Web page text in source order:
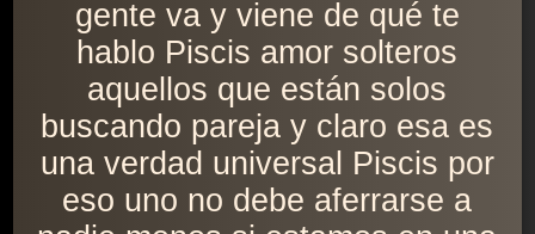
gente va y viene de qué te
hablo Piscis amor solteros
aquellos que están solos
buscando pareja y claro esa es
una verdad universal Piscis por
eso uno no debe aferrarse a